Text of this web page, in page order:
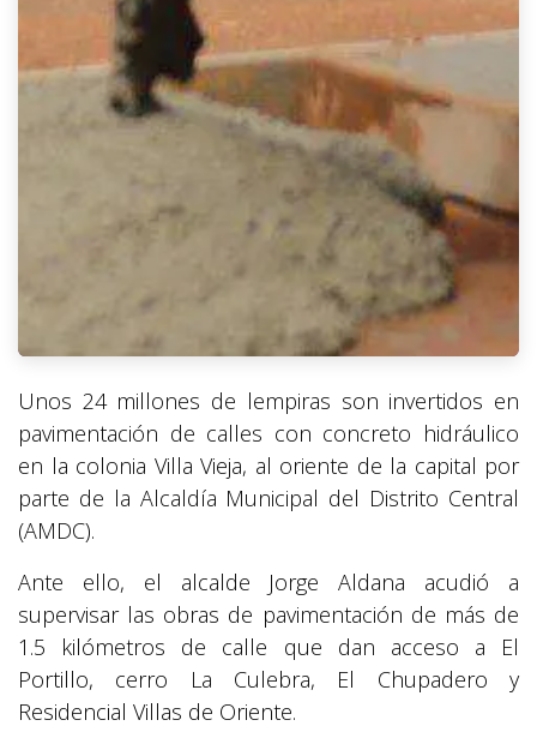
Unos 24 millones de lempiras son invertidos en
pavimentación de calles con concreto hidráulico
en la colonia Villa Vieja, al oriente de la capital por
parte de la Alcaldía Municipal del Distrito Central
(AMDC).
Ante ello, el alcalde Jorge Aldana acudió a
supervisar las obras de pavimentación de más de
1.5 kilómetros de calle que dan acceso a El
Portillo, cerro La Culebra, El Chupadero y
Residencial Villas de Oriente.